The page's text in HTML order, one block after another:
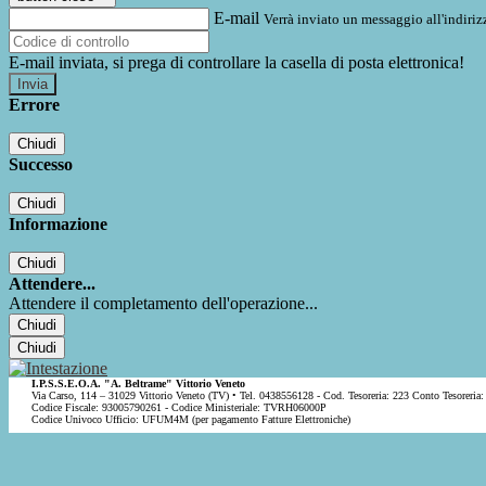
E-mail Verrà inviato un messaggio
E-mail inviata, si prega di controllare la casella di posta elettronica!
Errore
Chiudi
Successo
Chiudi
Informazione
Chiudi
Attendere...
Attendere il completamento dell'operazione...
Chiudi
Chiudi
I.P.S.S.E.O.A. "A. Beltrame" Vittorio Veneto
Via Carso, 114 – 31029 Vittorio Veneto (TV) • Tel. 0438556128 - Cod. Tesoreria: 223 Conto
Codice Fiscale: 93005790261 - Codice Ministeriale: TVRH06000P
Codice Univoco Ufficio: UFUM4M (per pagamento Fatture Elettroniche)